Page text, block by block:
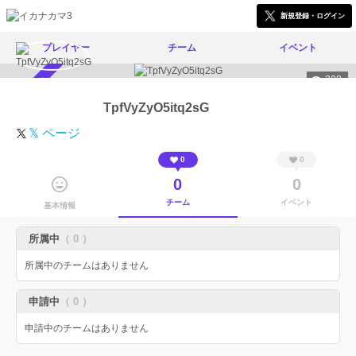
新規登録・ログイン
プレイヤー チーム イベント
308
TpfVyZyO5itq2sG
𝕏 ページ
基本情報
0
0
チーム
0
0
イベント
所属中 （ 0 ）
所属中のチームはありません
申請中 （ 0 ）
申請中のチームはありません